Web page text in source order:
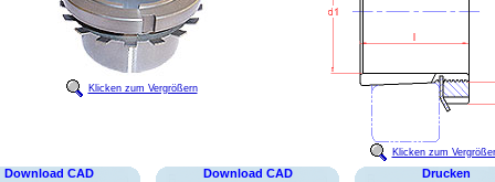
Klicken zum Vergrößern
Klicken zum
Download CAD
Download CAD
Drucken